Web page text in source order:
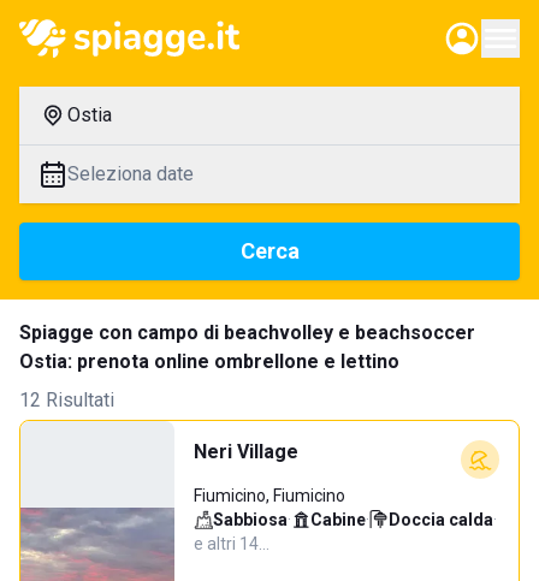
Ostia
Seleziona date
Cerca
Spiagge con campo di beachvolley e beachsoccer
Ostia: prenota online ombrellone e lettino
12 Risultati
Neri Village
Fiumicino, Fiumicino
Sabbiosa· Cabine· Doccia calda·
e altri 14…